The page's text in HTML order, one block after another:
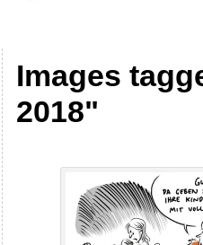
Images
2018"